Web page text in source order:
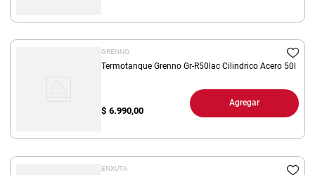
GRENNO
Termotanque Grenno Gr-R50lac Cilindrico Acero 50l
$ 6.990,00
Agregar
ENXUTA